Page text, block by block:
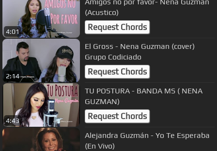
4:01
(Acustico)
Request Chords
2:14
El Gross - Nena Guzman (cover)
Grupo Codiciado
Request Chords
4:43
TU POSTURA - BANDA MS ( NENA
GUZMAN)
Request Chords
Alejandra Guzmán - Yo Te Esperaba
(En Vivo)